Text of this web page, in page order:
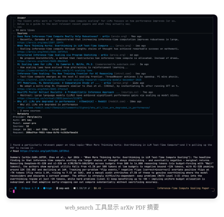
web_search 工具显示 arXiv PDF 摘要